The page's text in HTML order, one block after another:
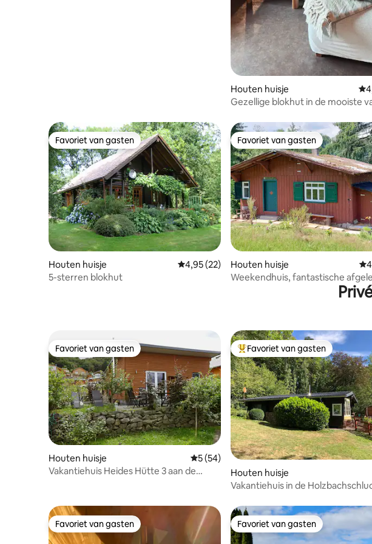
Houten huisje
Gezellige blokhut in de mooiste
Favoriet van gasten
Favoriet van gasten
Houten huisje Gemiddelde beoordeling van 4,95 op 5, 22
4,95 (22)
5-sterren blokhut
Favoriet van gasten
Favoriet van gasten
Houten huisje
Weekendhuis, fantastische
Favoriet van gasten
Favoriet van gasten
Houten huisje Gemiddelde beoordeling van 5 op 5, 54
5 (54)
Vakantiehuis Heides Hütte 3 aan de
Topfavoriet van gasten
Favoriet van gasten
Houten huisje
Vakantiehuis in de
Favoriet van gasten
Favoriet van gasten Favoriet van gasten
Favoriet van gasten